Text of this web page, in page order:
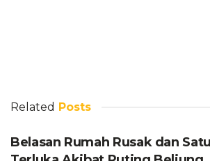
Related Posts
Belasan Rumah Rusak dan